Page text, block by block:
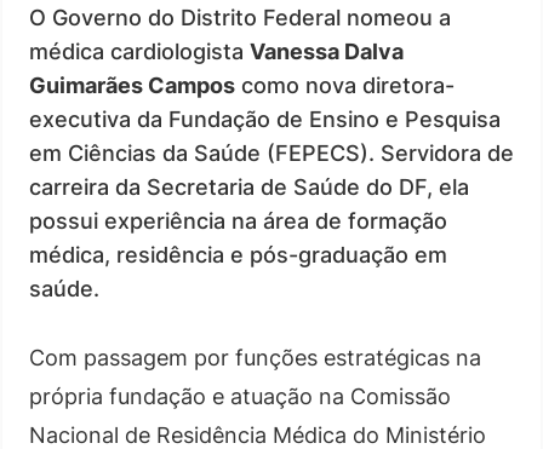
O Governo do Distrito Federal nomeou a
médica cardiologista Vanessa Dalva
Guimarães Campos como nova diretora-
executiva da Fundação de Ensino e Pesquisa
em Ciências da Saúde (FEPECS). Servidora de
carreira da Secretaria de Saúde do DF, ela
possui experiência na área de formação
médica, residência e pós-graduação em
saúde.
Com passagem por funções estratégicas na
própria fundação e atuação na Comissão
Nacional de Residência Médica do Ministério